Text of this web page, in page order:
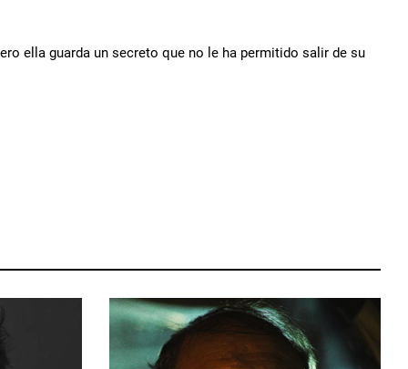
ella guarda un secreto que no le ha permitido salir de su